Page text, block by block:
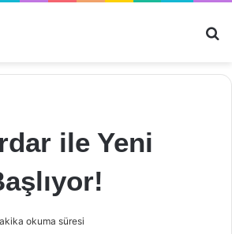
ile Yeni
okuma süresi